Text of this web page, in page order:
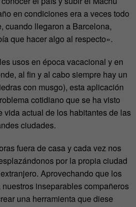
en condiciones era a veces todo
cuando llegaron a Barcelona,
que hacer algo al respecto».
usos en época vacacional y en
al fin y al cabo siempre hay un
con musgo), esta aplicación
cotidiano que se ha visto
vida actual de los habitantes de las
ciudades.
fuera de casa y cada vez nos
por la propia ciudad
Aprovechando que los
inseparables compañeros
una herramienta que diese